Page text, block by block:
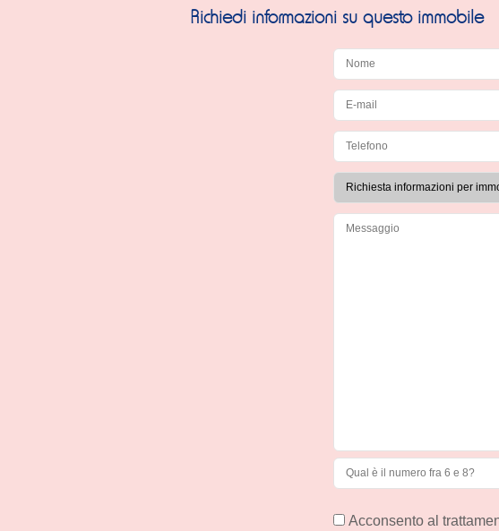
Richiedi informazioni su questo immobile
Acconsento al